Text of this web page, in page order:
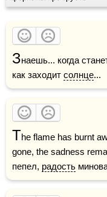
Знаешь... когда
как заходит солнце...
The flame has burnt
gone, the sadness
пепел, радость